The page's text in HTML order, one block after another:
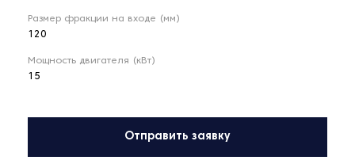
Размер фракции на входе (мм)
120
Мощность двигателя (кВт)
15
Отправить заявку